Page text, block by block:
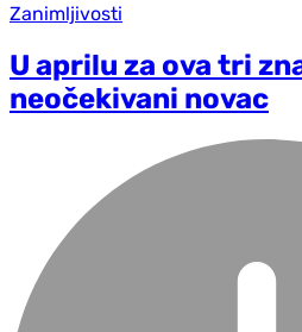
Zanimljivosti
U aprilu za ova tri
neočekivani novac